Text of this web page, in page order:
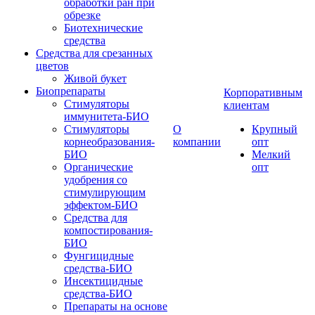
обработки ран при
обрезке
Биотехнические
средства
Средства для срезанных
цветов
Живой букет
Биопрепараты
Стимуляторы
иммунитета-БИО
Стимуляторы
корнеобразования-
БИО
Органические
удобрения со
стимулирующим
эффектом-БИО
Средства для
компостирования-
БИО
Фунгицидные
средства-БИО
Инсектицидные
средства-БИО
Препараты на основе
О
компании
Корпоративным
клиентам
Крупный
опт
Мелкий
опт